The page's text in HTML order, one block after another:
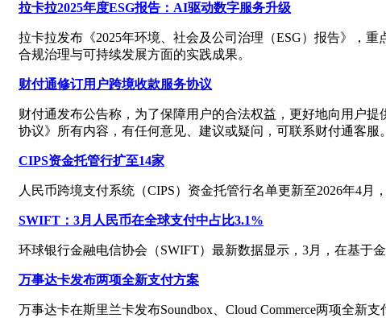
拉卡拉2025年度ESG报告：AI驱动数字服务升级
拉卡拉发布《2025年环境、社会及公司治理（ESG）报告》，
合规治理与可持续发展方面的实践成果。
财付通修订用户跨境收款服务协议
财付通发布公告称，为了保障用户的合法权益，更好地向用户
协议》所有内容，有任何意见、建议或疑问，可联系财付通客服
CIPS资金托管行扩至14家
人民币跨境支付系统（CIPS）资金托管行名单更新至2026年4月
SWIFT：3月人民币在全球支付中占比3.1%
环球银行金融电信协会（SWIFT）最新数据显示，3月，在基于
万事达卡发布两项全新支付方案
万事达卡在斯里兰卡发布Soundbox、Cloud Commerce两项全